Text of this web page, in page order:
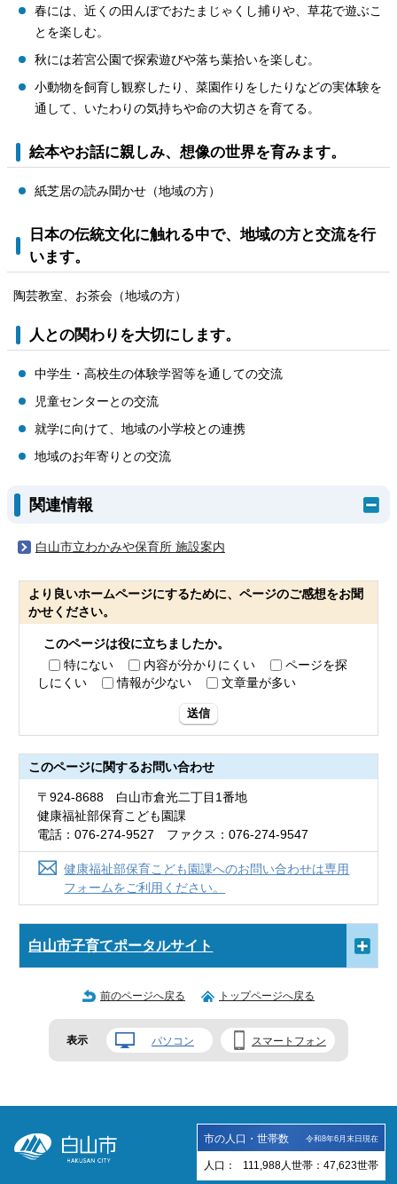
春には、近くの田んぼでおたまじゃくし捕りや、草花で遊ぶこ
とを楽しむ。
秋には若宮公園で探索遊びや落ち葉拾いを楽しむ。
小動物を飼育し観察したり、菜園作りをしたりなどの実体験を
通して、いたわりの気持ちや命の大切さを育てる。
絵本やお話に親しみ、想像の世界を育みます。
紙芝居の読み聞かせ（地域の方）
日本の伝統文化に触れる中で、地域の方と交流を行
います。
陶芸教室、お茶会（地域の方）
人との関わりを大切にします。
中学生・高校生の体験学習等を通しての交流
児童センターとの交流
就学に向けて、地域の小学校との連携
地域のお年寄りとの交流
関連情報
白山市立わかみや保育所 施設案内
より良いホームページにするために、ページのご感想をお聞
かせください。
このページは役に立ちましたか。
特にない
内容が分かりにくい
ページを探
しにくい
情報が少ない 文章量が多い
送信
このページに関するお問い合わせ
〒924-8688 白山市倉光二丁目1番地
健康福祉部保育こども園課
電話：076-274-9527 ファクス：076-274-9547
健康福祉部保育こども園課へのお問い合わせは専用
フォームをご利用ください。
白山市子育てポータルサイト
前のページへ戻る トップページへ戻る
表示 パソコン スマートフォン
市の人口・世帯数 令和8年6月末日現在
人口： 111,988 人 世帯： 47,623世帯